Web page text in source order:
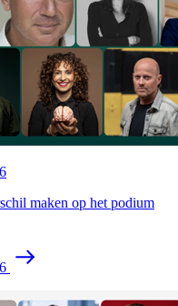
maken op het podium